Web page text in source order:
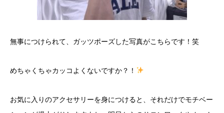
​無事につけられて、ガッツポーズした写真がこちらです！笑
めちゃくちゃカッコよくないですか？！
​お気に入りのアクセサリーを身につけると、それだけでモチベー